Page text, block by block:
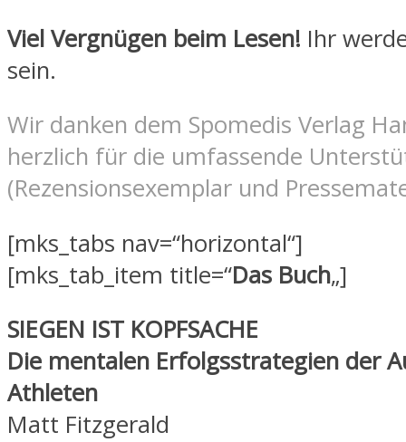
Viel Vergnügen beim Lesen! Ihr
sein.
Wir danken dem Spomedis Verlag
herzlich für die umfassende
(Rezensionsexemplar und
[mks_tabs nav=“horizontal“]
[mks_tab_item title=“Das Buch„]
SIEGEN IST KOPFSACHE
Die mentalen Erfolgsstrategien der
Athleten
Matt Fitzgerald